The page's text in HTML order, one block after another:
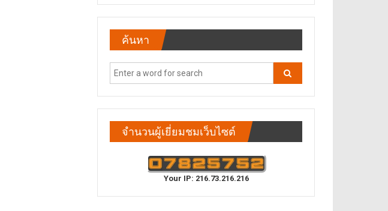
ค้นหา
จำนวนผู้เยี่ยมชมเว็บไซต์
Your IP: 216.73.216.216